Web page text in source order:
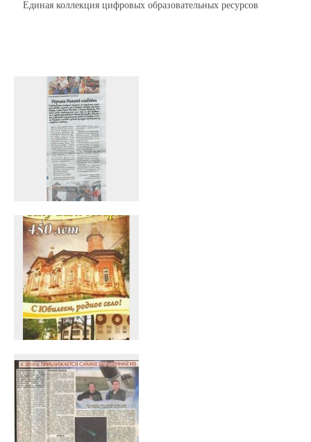
Единая коллекция цифровых образовательных ресурсов